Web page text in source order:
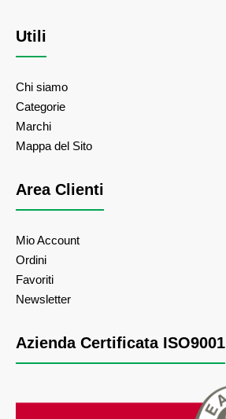
Utili
Chi siamo
Categorie
Marchi
Mappa del Sito
Area Clienti
Mio Account
Ordini
Favoriti
Newsletter
Azienda Certificata ISO9001